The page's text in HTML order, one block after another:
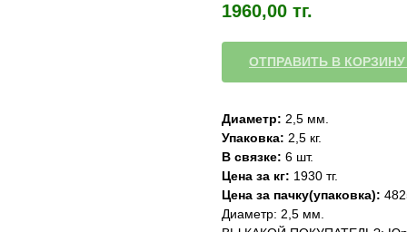
1960,00 тг.
ОТПРАВИТЬ В
Диаметр: 2,5 мм.
Упаковка: 2,5 кг.
В связке: 6 шт.
Цена за кг: 1930 тг.
Цена за пачку(упаковка):
Диаметр: 2,5 мм.